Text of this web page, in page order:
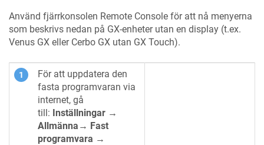
Använd fjärrkonsolen Remote Console för att nå menyerna
som beskrivs nedan på GX-enheter utan en display (t.ex.
Venus GX eller Cerbo GX utan GX Touch).
För att uppdatera den
fasta programvaran via
internet, gå
till: Inställningar →
Allmänna→ Fast
programvara →